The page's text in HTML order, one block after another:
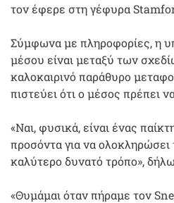
τον έφερε στη γέφυρα
Σύμφωνα με πληροφορίες, η
μέσου είναι μεταξύ των
καλοκαιρινό παράθυρο
πιστεύει ότι ο μέσος πρέπει
«Ναι, φυσικά, είναι ένας
προσόντα για να ολοκληρώσει
καλύτερο δυνατό τρόπο»,
«Θυμάμαι όταν πήραμε τον